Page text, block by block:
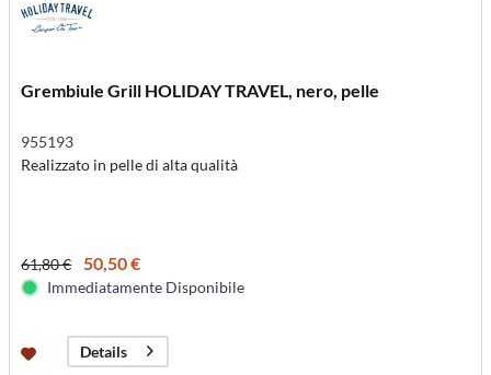
Grembiule Grill HOLIDAY TRAVEL, nero, pelle
955193
Realizzato in pelle di alta qualità
61,80 € 50,50 €
Immediatamente Disponibile
Details